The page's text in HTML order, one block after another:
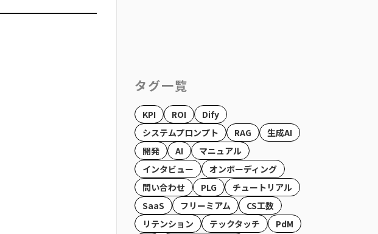
タグ一覧
KPI ROI
Dify
システムプロンプト
RAG
生成AI
開発
AI
マニュアル
インタビュー
オンボーディング
問い合わせ
PLG
チュートリアル
SaaS
フリーミアム
CS工数
リテンション
テックタッチ
PdM